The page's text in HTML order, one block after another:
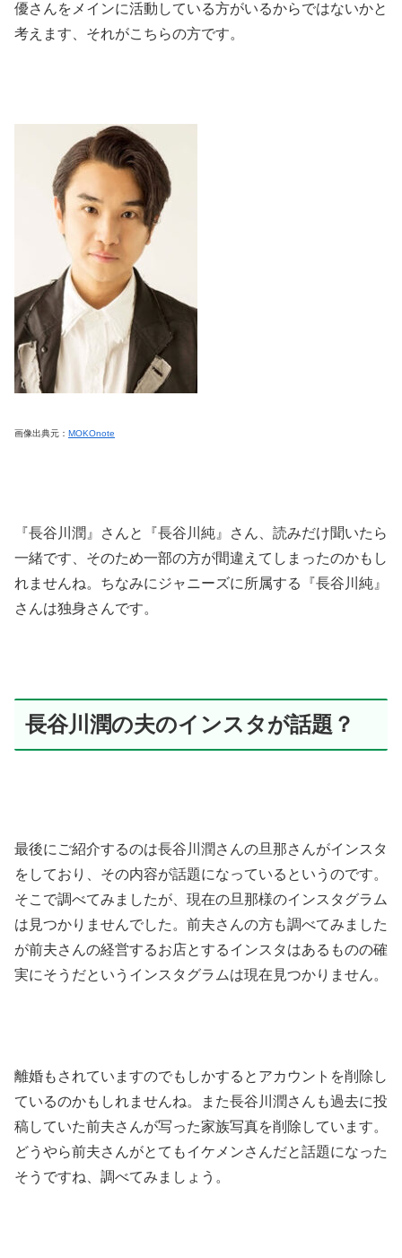
優さんをメインに活動している方がいるからではないかと
考えます、それがこちらの方です。
画像出典元： MOKOnote
『長谷川潤』さんと『長谷川純』さん、読みだけ聞いたら
一緒です、そのため一部の方が間違えてしまったのかもし
れませんね。ちなみにジャニーズに所属する『長谷川純』
さんは独身さんです。
長谷川潤の夫のインスタが話題？
最後にご紹介するのは長谷川潤さんの旦那さんがインスタ
をしており、その内容が話題になっているというのです。
そこで調べてみましたが、現在の旦那様のインスタグラム
は見つかりませんでした。前夫さんの方も調べてみました
が前夫さんの経営するお店とするインスタはあるものの確
実にそうだというインスタグラムは現在見つかりません。
離婚もされていますのでもしかするとアカウントを削除し
ているのかもしれませんね。また長谷川潤さんも過去に投
稿していた前夫さんが写った家族写真を削除しています。
どうやら前夫さんがとてもイケメンさんだと話題になった
そうですね、調べてみましょう。